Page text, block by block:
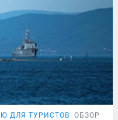
ДЛЯ ТУРИСТОВ ОБЗОР